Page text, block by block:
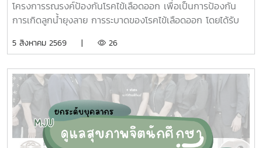
โครงการรณรงค์ป้องกันโรคไข้เลือดออก เพื่อเป็นการป้องกัน
การเกิดลูกน้ำยุงลาย การระบาดของโรคไข้เลือดออก โดยได้รับ
นักศึกษาจิตอาสา ร่วมกันสำรวจทำลายแหล่งเพาะพันธุ์ยุงลาย
มหาวิทยาลัยแม่โจ้ ทั้งนี้ได้รับความอนุเคราะห์รถรับนักศึกษาจาก
กองกายภาพและสิ่งแวดล้อม
5 สิงหาคม 2569 | 26